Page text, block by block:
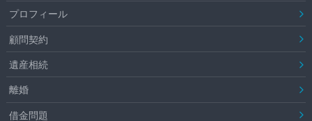
プロフィール
顧問契約
遺産相続
離婚
借金問題